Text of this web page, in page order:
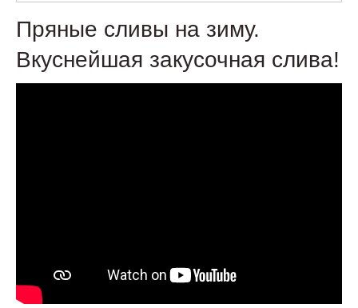
Пряные сливы на зиму.
Вкуснейшая закусочная слива!